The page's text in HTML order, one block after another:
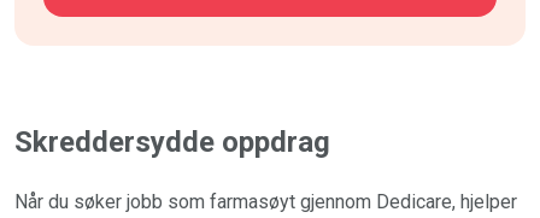
Skreddersydde oppdrag
Når du søker jobb som farmasøyt gjennom Dedicare, hjelper